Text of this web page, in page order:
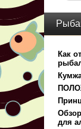
Как
для